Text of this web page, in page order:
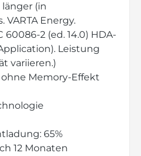
länger (in
VARTA Energy.
60086-2 (ed. 14.0) HDA-
Leistung
variieren.)
Memory-Effekt
65%
12 Monaten